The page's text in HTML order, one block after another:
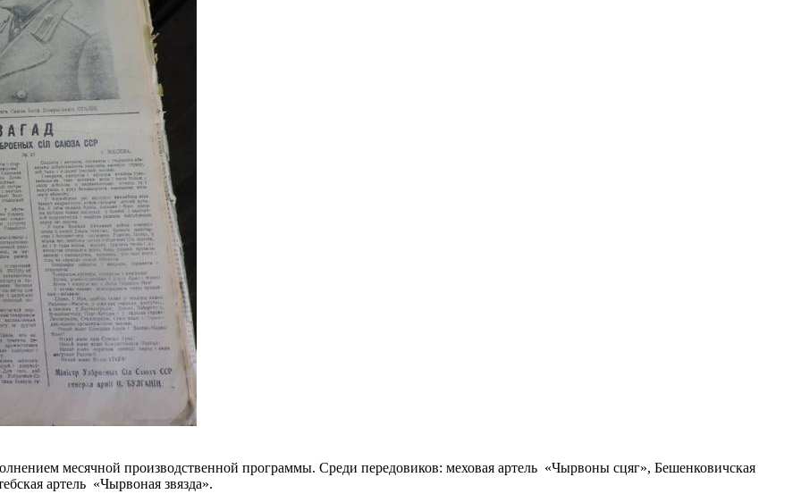
месячной производственной программы. Среди передовиков: меховая артель «Чырвоны сцяг», Бешенковичская
артель «Чырвоная звязда».